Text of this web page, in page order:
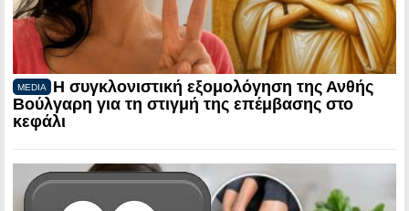
MEDIA
Η συγκλονιστική εξομολόγηση της Ανθής
Βούλγαρη για τη στιγμή της επέμβασης στο
κεφάλι